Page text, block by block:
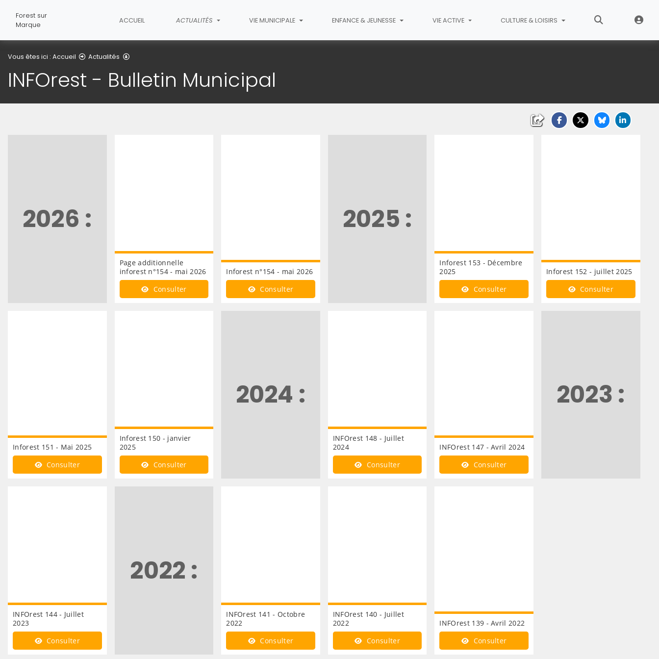
Forest sur
Marque
ACCUEIL ACTUALITÉS VIE MUNICIPALE ENFANCE & JEUNESSE VIE ACTIVE CULTURE & LOISIRS
Vous êtes ici : Accueil Actualités
INFOrest - Bulletin Municipal
2026 :
Page additionnelle
inforest n°154 - mai 2026
Consulter
Inforest n°154 - mai 2026
Consulter
2025 :
Inforest 153 - Décembre
2025
Consulter
Inforest 152 - juillet 2025
Consulter
Inforest 151 - Mai 2025
Consulter
Inforest 150 - janvier
2025
Consulter
2024 :
INFOrest 148 - Juillet
2024
Consulter
INFOrest 147 - Avril 2024
Consulter
2023 :
INFOrest 144 - Juillet
2023
Consulter
2022 :
INFOrest 141 - Octobre
2022
Consulter
INFOrest 140 - Juillet
2022
Consulter
INFOrest 139 - Avril 2022
Consulter